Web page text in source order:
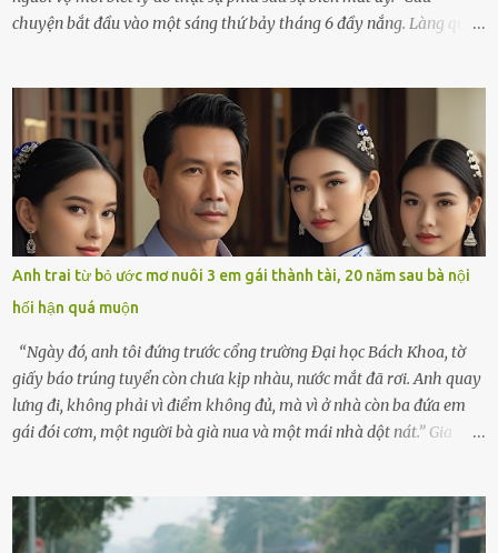
chuyện bắt đầu vào một sáng thứ bảy tháng 6 đầy nắng. Làng quê
không kém. Ông Minh, vốn là một người đàn ông điềm đạm, ít nói,
hôm ấy lại đặc biệt vui vẻ. Ông chuẩn bị hành lý cho chuyến đi biển
cùng cô con gái 8 tuổi tên Thảo. “Em ở nhà nghỉ ngơi nhé, anh đưa
con đi biển hai ngày, để nó được ngắm sóng, nghịch cát. Về chắc nó
sẽ kể cho em nghe cả tuần không hết chuyện.” – Ông Minh cười
hiền, vuốt tóc vợ. Bà Hạnh nhìn chồng và con gái ríu rít chuẩn bị mà
lòng cũng rộn ràng. Bà vốn ít có dịp đi xa vì còn bận buôn bán ở chợ,
nên lần này cũng đành ở nhà. Thảo ôm chầm lấy mẹ trước khi đi:
“Con sẽ nhặt thật nhiều vỏ sò cho mẹ nhé!” Chiếc xe khách lăn
bánh rời khỏi bến...
Anh trai từ bỏ ước mơ nuôi 3 em gái thành tài, 20 năm sau bà nội
hối hận quá muộn
“Ngày đó, anh tôi đứng trước cổng trường Đại học Bách Khoa, tờ
giấy báo trúng tuyển còn chưa kịp nhàu, nước mắt đã rơi. Anh quay
lưng đi, không phải vì điểm không đủ, mà vì ở nhà còn ba đứa em
gái đói cơm, một người bà già nua và một mái nhà dột nát.” Gia
có tin tức. Mọi gánh nặng đổ dồn lên đôi vai gầy guộc của bà nội –
cụ Nguyễn Thị Đào – và cậu con trai cả là Trí, lúc đó mới chỉ 17 tuổi.